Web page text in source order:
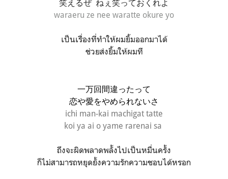
笑えるぜ ねぇ笑っておくれよ
waraeru ze nee waratte okure yo
เป็นเรื่องที่ทำให้ผมยิ้มออกมาได้
ช่วยส่งยิ้มให้ผมที
一万回間違ったって
恋や愛をやめられないさ
ichi man-kai machigat tatte
koi ya ai o yame rarenai sa
ถึงจะผิดพลาดพลั้งไปเป็นหมื่นครั้ง
ก็ไม่สามารถหยุดยั้งความรักความชอบได้หรอก